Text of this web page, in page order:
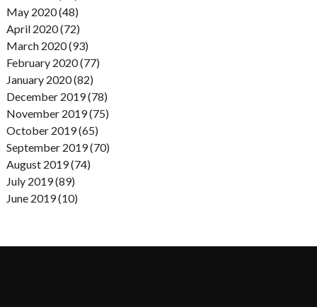
May 2020 (48)
April 2020 (72)
March 2020 (93)
February 2020 (77)
January 2020 (82)
December 2019 (78)
November 2019 (75)
October 2019 (65)
September 2019 (70)
August 2019 (74)
July 2019 (89)
June 2019 (10)